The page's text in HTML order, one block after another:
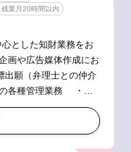
残業月20時間以内
とした知財業務をお
出願（弁理士との仲介
の各種管理業務 ・社